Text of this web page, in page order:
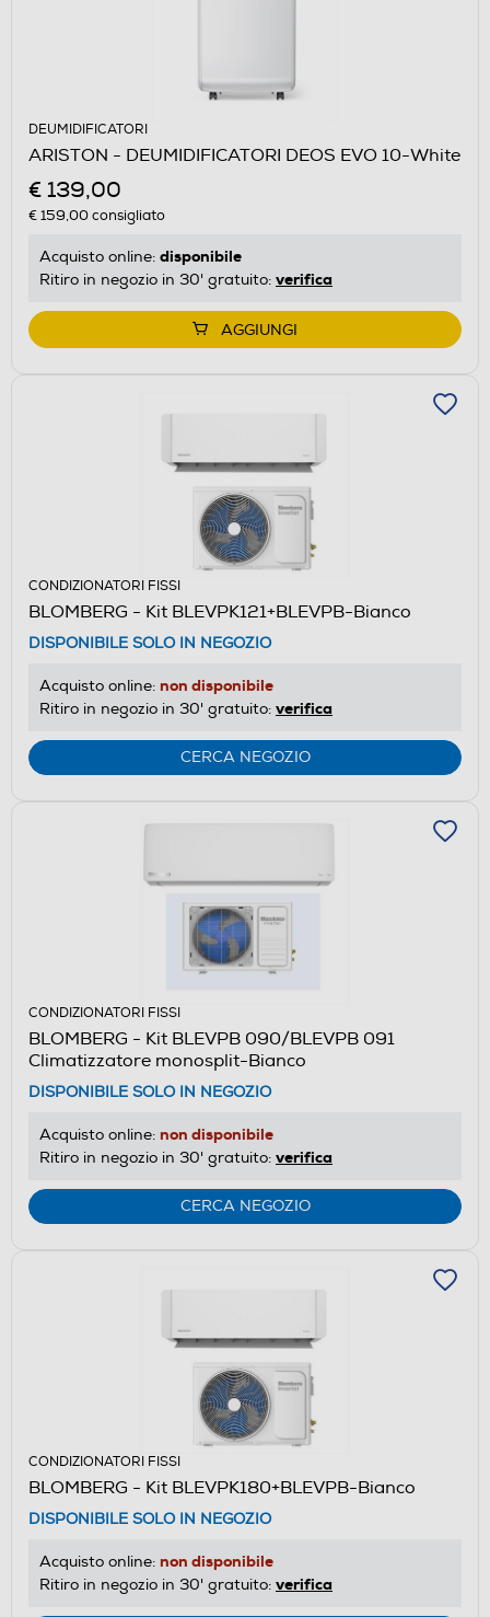
DEUMIDIFICATORI
ARISTON - DEUMIDIFICATORI DEOS EVO 10-White
€ 139,00
€ 159,00consigliato
Acquisto online: disponibile
Ritiro in negozio in 30' gratuito: verifica
AGGIUNGI
CONDIZIONATORI FISSI
BLOMBERG - Kit BLEVPK121+BLEVPB-Bianco
DISPONIBILE SOLO IN NEGOZIO
Acquisto online: non disponibile
Ritiro in negozio in 30' gratuito: verifica
CERCA NEGOZIO
CONDIZIONATORI FISSI
BLOMBERG - Kit BLEVPB 090/BLEVPB 091
Climatizzatore monosplit-Bianco
DISPONIBILE SOLO IN NEGOZIO
Acquisto online: non disponibile
Ritiro in negozio in 30' gratuito: verifica
CERCA NEGOZIO
CONDIZIONATORI FISSI
BLOMBERG - Kit BLEVPK180+BLEVPB-Bianco
DISPONIBILE SOLO IN NEGOZIO
Acquisto online: non disponibile
Ritiro in negozio in 30' gratuito: verifica